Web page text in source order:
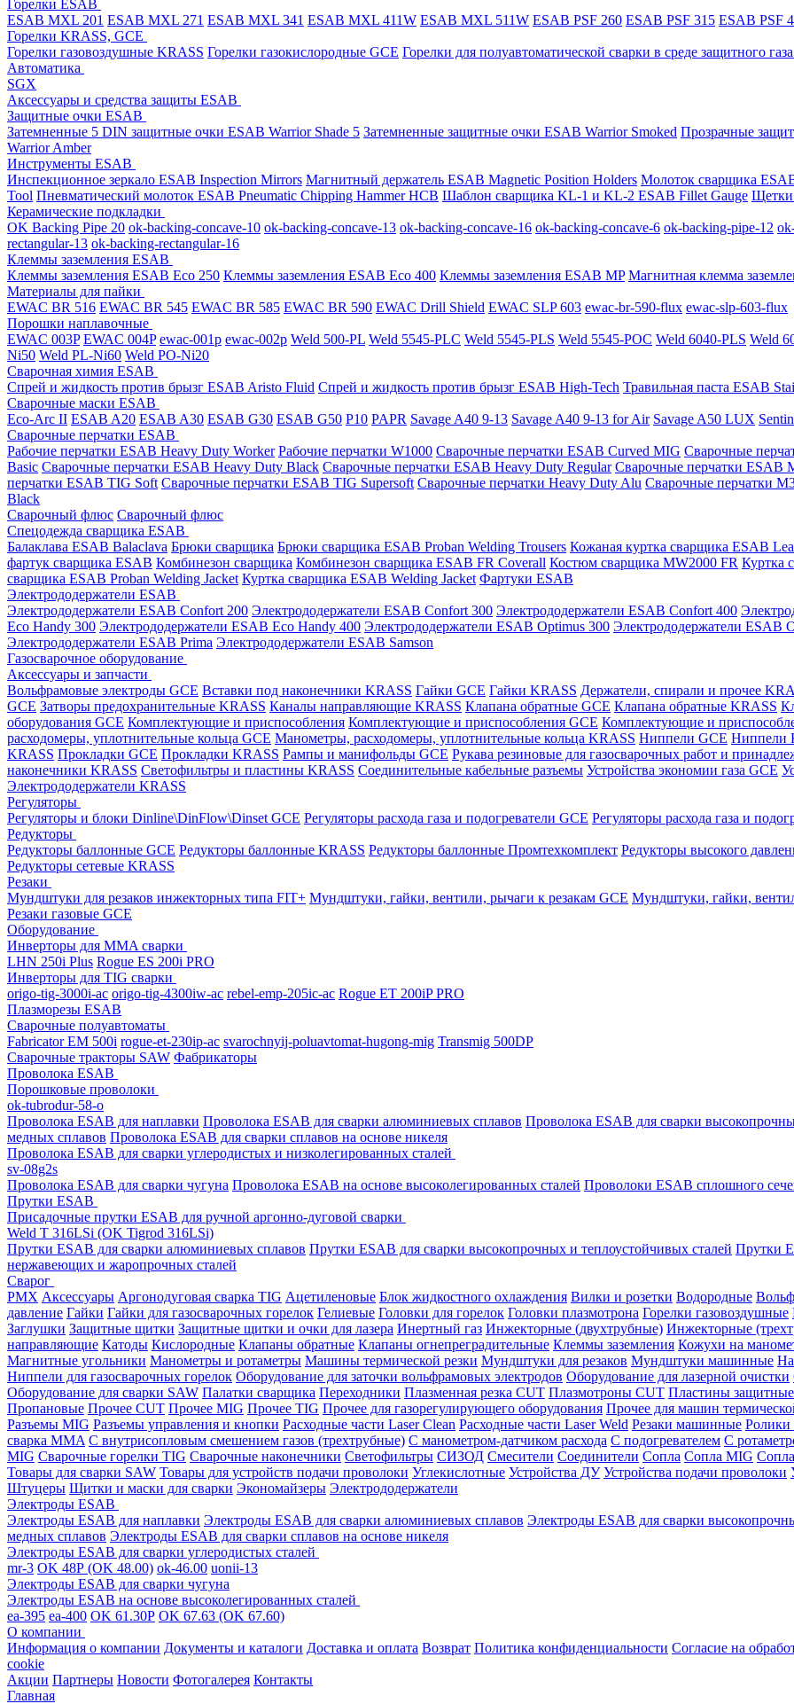
Горелки ESAB
ESAB MXL 201 ESAB MXL 271 ESAB MXL 341 ESAB MXL 411W ESAB MXL 511W ESAB PSF 260 ESAB PSF 315 ESAB PSF
Горелки KRASS, GCE
Горелки газовоздушные KRASS Горелки газокислородные GCE Горелки для полуавтоматической сварки в среде защитного
Автоматика
SGX
Аксессуары и средства защиты ESAB
Защитные очки ESAB
Затемненные 5 DIN защитные очки ESAB Warrior Shade 5 Затемненные защитные очки ESAB Warrior Smoked Прозрачные
Warrior Amber
Инструменты ESAB
Инспекционное зеркало ESAB Inspection Mirrors Магнитный держатель ESAB Magnetic Position Holders Молоток сварщика
Tool Пневматический молоток ESAB Pneumatic Chipping Hammer HCB Шаблон сварщика KL-1 и KL-2 ESAB Fillet Gauge Щетки
Керамические подкладки
OK Backing Pipe 20 ok-backing-concave-10 ok-backing-concave-13 ok-backing-concave-16 ok-backing-concave-6 ok-backing-pipe-12
rectangular-13 ok-backing-rectangular-16
Клеммы заземления ESAB
Клеммы заземления ESAB Eco 250 Клеммы заземления ESAB Eco 400 Клеммы заземления ESAB MP Магнитная клемма
Материалы для пайки
EWAC BR 516 EWAC BR 545 EWAC BR 585 EWAC BR 590 EWAC Drill Shield EWAC SLP 603 ewac-br-590-flux ewac-slp-603-flux
Порошки наплавочные
EWAC 003P EWAC 004P ewac-001p ewac-002p Weld 500-PL Weld 5545-PLC Weld 5545-PLS Weld 5545-POC Weld 6040-PLS Weld
Ni50 Weld PL-Ni60 Weld PO-Ni20
Сварочная химия ESAB
Спрей и жидкость против брызг ESAB Aristo Fluid Спрей и жидкость против брызг ESAB High-Tech Травильная паста ESAB
Сварочные маски ESAB
Eco-Arc II ESAB A20 ESAB A30 ESAB G30 ESAB G50 P10 PAPR Savage A40 9-13 Savage A40 9-13 for Air Savage A50 LUX
Сварочные перчатки ESAB
Рабочие перчатки ESAB Heavy Duty Worker Рабочие перчатки W1000 Сварочные перчатки ESAB Curved MIG Сварочные
Basic Сварочные перчатки ESAB Heavy Duty Black Сварочные перчатки ESAB Heavy Duty Regular Сварочные перчатки ESAB
перчатки ESAB TIG Soft Сварочные перчатки ESAB TIG Supersoft Сварочные перчатки Heavy Duty Alu Сварочные перчатки
Black
Сварочный флюс Сварочный флюс
Спецодежда сварщика ESAB
Балаклава ESAB Balaclava Брюки сварщика Брюки сварщика ESAB Proban Welding Trousers Кожаная куртка сварщика ESAB
фартук сварщика ESAB Комбинезон сварщика Комбинезон сварщика ESAB FR Coverall Костюм сварщика MW2000 FR Куртка
сварщика ESAB Proban Welding Jacket Куртка сварщика ESAB Welding Jacket Фартуки ESAB
Электрододержатели ESAB
Электрододержатели ESAB Confort 200 Электрододержатели ESAB Confort 300 Электрододержатели ESAB Confort 400
Eco Handy 300 Электрододержатели ESAB Eco Handy 400 Электрододержатели ESAB Optimus 300 Электрододержатели ESAB
Электрододержатели ESAB Prima Электрододержатели ESAB Samson
Газосварочное оборудование
Аксессуары и запчасти
Вольфрамовые электроды GCE Вставки под наконечники KRASS Гайки GCE Гайки KRASS Держатели, спирали и прочее
GCE Затворы предохранительные KRASS Каналы направляющие KRASS Клапана обратные GCE Клапана обратные KRASS
оборудования GCE Комплектующие и приспособления Комплектующие и приспособления GCE Комплектующие и
расходомеры, уплотнительные кольца GCE Манометры, расходомеры, уплотнительные кольца KRASS Ниппели GCE Ниппели
KRASS Прокладки GCE Прокладки KRASS Рампы и манифольды GCE Рукава резиновые для газосварочных работ и
наконечники KRASS Светофильтры и пластины KRASS Соединительные кабельные разъемы Устройства экономии газа GCE
Электрододержатели KRASS
Регуляторы
Регуляторы и блоки Dinline\DinFlow\Dinset GCE Регуляторы расхода газа и подогреватели GCE Регуляторы расхода газа и
Редукторы
Редукторы баллонные GCE Редукторы баллонные KRASS Редукторы баллонные Промтехкомплект Редукторы высокого
Редукторы сетевые KRASS
Резаки
Мундштуки для резаков инжекторных типа FIT+ Мундштуки, гайки, вентили, рычаги к резакам GCE Мундштуки, гайки,
Резаки газовые GCE
Оборудование
Инверторы для MMA сварки
LHN 250i Plus Rogue ES 200i PRO
Инверторы для TIG сварки
origo-tig-3000i-ac origo-tig-4300iw-ac rebel-emp-205ic-ac Rogue ET 200iP PRO
Плазморезы ESAB
Сварочные полуавтоматы
Fabricator EM 500i rogue-et-230ip-ac svarochnyij-poluavtomat-hugong-mig Transmig 500DP
Сварочные тракторы SAW Фабрикаторы
Проволока ESAB
Порошковые проволоки
ok-tubrodur-58-o
Проволока ESAB для наплавки Проволока ESAB для сварки алюминиевых сплавов Проволока ESAB для сварки
медных сплавов Проволока ESAB для сварки сплавов на основе никеля
Проволока ESAB для сварки углеродистых и низколегированных сталей
sv-08g2s
Проволока ESAB для сварки чугуна Проволока ESAB на основе высоколегированных сталей Проволоки ESAB сплошного
Прутки ESAB
Присадочные прутки ESAB для ручной аргонно-дуговой сварки
Weld T 316LSi (OK Tigrod 316LSi)
Прутки ESAB для сварки алюминиевых сплавов Прутки ESAB для сварки высокопрочных и теплоустойчивых сталей Прутки
нержавеющих и жаропрочных сталей
Сварог
PMX Аксессуары Аргонодуговая сварка TIG Ацетиленовые Блок жидкостного охлаждения Вилки и розетки Водородные
давление Гайки Гайки для газосварочных горелок Гелиевые Головки для горелок Головки плазмотрона Горелки газовоздушные
Заглушки Защитные щитки Защитные щитки и очки для лазера Инертный газ Инжекторные (двухтрубные) Инжекторные
направляющие Катоды Кислородные Клапаны обратные Клапаны огнепреградительные Клеммы заземления Кожухи на
Магнитные угольники Манометры и ротаметры Машины термической резки Мундштуки для резаков Мундштуки машинные
Ниппели для газосварочных горелок Оборудование для заточки вольфрамовых электродов Оборудование для лазерной очистки
Оборудование для сварки SAW Палатки сварщика Переходники Плазменная резка CUT Плазмотроны CUT Пластины защитные
Пропановые Прочее CUT Прочее MIG Прочее TIG Прочее для газорегулирующего оборудования Прочее для машин
Разъемы MIG Разъемы управления и кнопки Расходные части Laser Clean Расходные части Laser Weld Резаки машинные
сварка MMA С внутрисопловым смешением газов (трехтрубные) С манометром-датчиком расхода С подогревателем С
MIG Сварочные горелки TIG Сварочные наконечники Светофильтры СИЗОД Смесители Соединители Сопла Сопла MIG
Товары для сварки SAW Товары для устройств подачи проволоки Углекислотные Устройства ДУ Устройства подачи проволоки
Штуцеры Щитки и маски для сварки Экономайзеры Электрододержатели
Электроды ESAB
Электроды ESAB для наплавки Электроды ESAB для сварки алюминиевых сплавов Электроды ESAB для сварки
медных сплавов Электроды ESAB для сварки сплавов на основе никеля
Электроды ESAB для сварки углеродистых сталей
mr-3 OK 48Р (OK 48.00) ok-46.00 uonii-13
Электроды ESAB для сварки чугуна
Электроды ESAB на основе высоколегированных сталей
ea-395 ea-400 OK 61.30Р OK 67.63 (OK 67.60)
О компании
Информация о компании Документы и каталоги Доставка и оплата Возврат Политика конфиденциальности Согласие на
cookie
Акции Партнеры Новости Фотогалерея Контакты
Главная